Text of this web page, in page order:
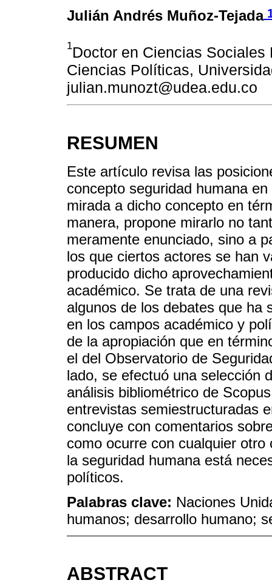
Julián Andrés Muñoz-Tejada
1Doctor en Ciencias
Ciencias Políticas,
julian.munozt@udea.edu.co
RESUMEN
Este artículo revisa las
concepto seguridad humana
mirada a dicho concepto en
manera, propone mirarlo no
meramente enunciado, sino a
los que ciertos actores se han
producido dicho
académico. Se trata de una
algunos de los debates que ha
en los campos académico y
de la apropiación que en
el del Observatorio de
lado, se efectuó una selección
análisis bibliométrico de
entrevistas semiestructuradas
concluye con comentarios
como ocurre con cualquier
la seguridad humana está
políticos.
Palabras clave: Naciones
humanos; desarrollo humano;
ABSTRACT